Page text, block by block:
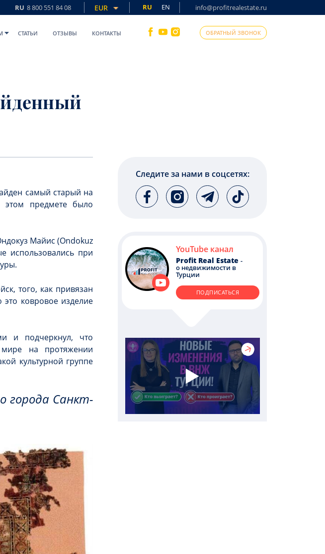
RU 8 800 551 84 08 EUR RU EN info@profitrealestate.ru
СТАТЬИ ОТЗЫВЫ КОНТАКТЫ ОБРАТНЫЙ ЗВОНОК
самый старый на
предмете было
Майис (Ondokuz
использовались при
того, как привязан
это ковровое изделие
и подчеркнул, что
на протяжении
культурной группе
города Санкт-
Следите за нами в соцсетях:
YouTube канал
Profit Real Estate -
о недвижимости в
Турции
ПОДПИСАТЬСЯ